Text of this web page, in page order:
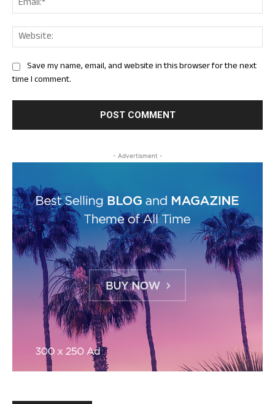
Save my name, email, and website in this browser for the next
time I comment.
- Advertisment -